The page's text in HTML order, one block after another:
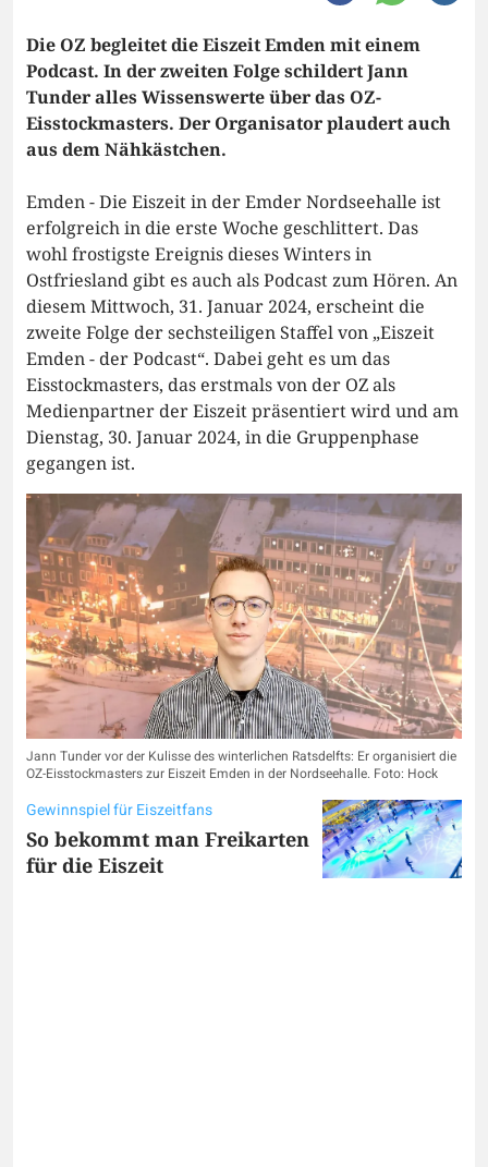
Die OZ begleitet die Eiszeit Emden mit einem
Podcast. In der zweiten Folge schildert Jann
Tunder alles Wissenswerte über das OZ-
Eisstockmasters. Der Organisator plaudert auch
aus dem Nähkästchen.
Emden - Die Eiszeit in der Emder Nordseehalle ist
erfolgreich in die erste Woche geschlittert. Das
wohl frostigste Ereignis dieses Winters in
Ostfriesland gibt es auch als Podcast zum Hören. An
diesem Mittwoch, 31. Januar 2024, erscheint die
zweite Folge der sechsteiligen Staffel von „Eiszeit
Emden - der Podcast“. Dabei geht es um das
Eisstockmasters, das erstmals von der OZ als
Medienpartner der Eiszeit präsentiert wird und am
Dienstag, 30. Januar 2024, in die Gruppenphase
gegangen ist.
Jann Tunder vor der Kulisse des winterlichen Ratsdelfts: Er organisiert die
OZ-Eisstockmasters zur Eiszeit Emden in der Nordseehalle. Foto: Hock
Gewinnspiel für Eiszeitfans
So bekommt man Freikarten
für die Eiszeit